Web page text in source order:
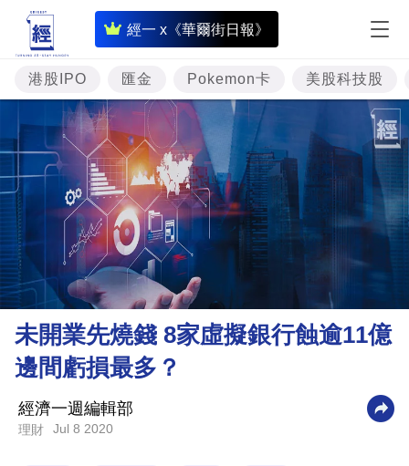
經一 x《華爾街日報》
即
時
財
經
專
題
投
資
樓
市
理
財
商
業
港股IPO 匯金 Pokemon卡 美股科技股
未開業先燒錢 8家虛擬銀行蝕逾11億
邊間虧損最多？
經濟一週編輯部
理財 Jul 8 2020